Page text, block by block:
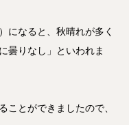
になると、秋晴れが多く
曇りなし」といわれま
ことができましたので、